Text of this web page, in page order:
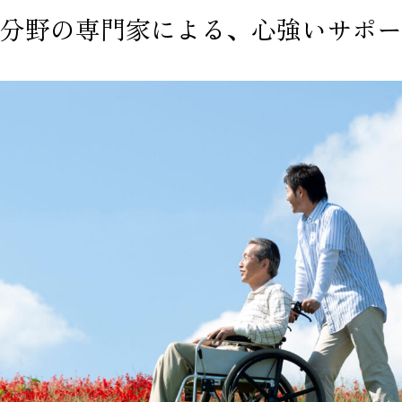
野の専門家による、心強いサポ